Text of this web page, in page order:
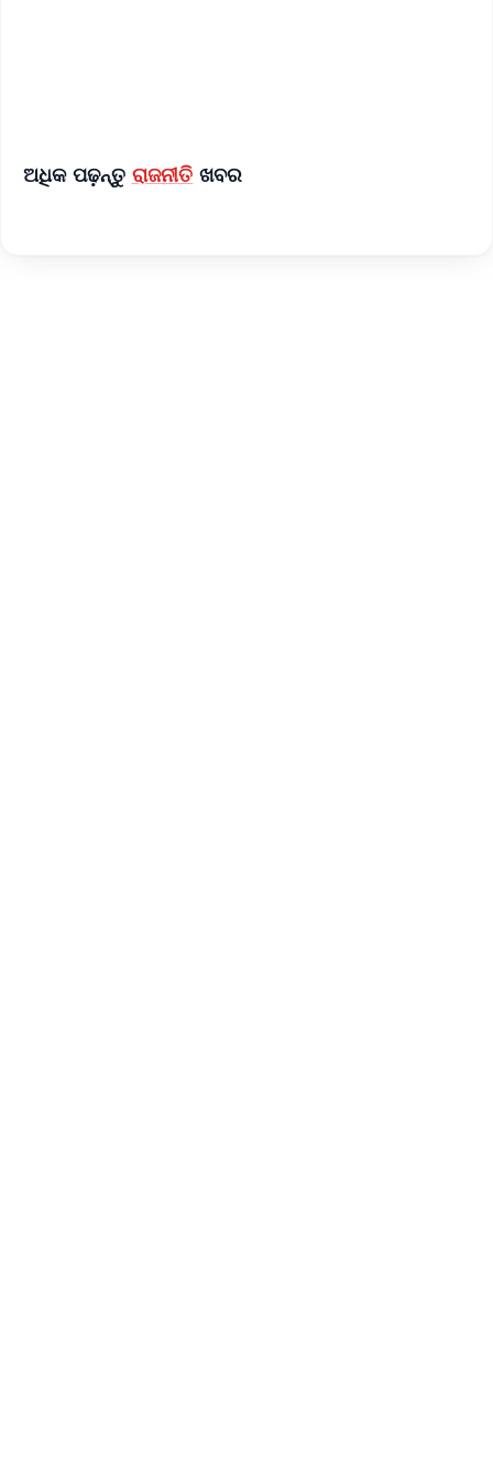
ଅଧିକ ପଢ଼ନ୍ତୁ ରାଜନୀତି ଖବର